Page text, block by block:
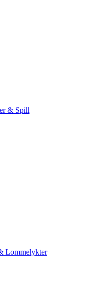
& Spill
Lommelykter